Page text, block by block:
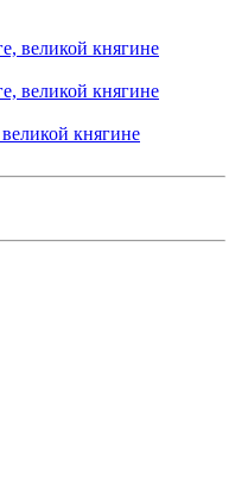
княгине